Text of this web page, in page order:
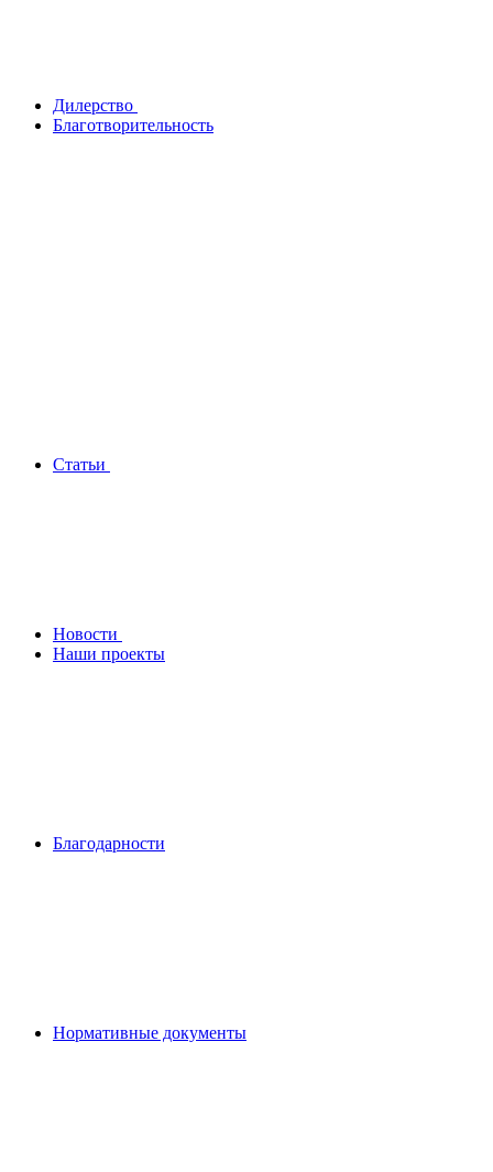
Дилерство
Благотворительность
Статьи
Новости
Наши проекты
Благодарности
Нормативные документы